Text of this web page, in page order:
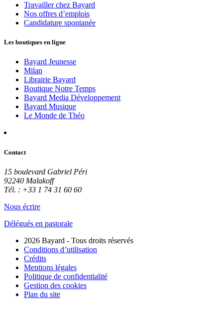
Travailler chez Bayard
Nos offres d’emplois
Candidature spontanée
Les boutiques en ligne
Bayard Jeunesse
Milan
Librairie Bayard
Boutique Notre Temps
Bayard Media Développement
Bayard Musique
Le Monde de Théo
Contact
15 boulevard Gabriel Péri
92240 Malakoff
Tél. : +33 1 74 31 60 60
Nous écrire
Délégués en pastorale
2026 Bayard - Tous droits réservés
Conditions d’utilisation
Crédits
Mentions légales
Politique de confidentialité
Gestion des cookies
Plan du site